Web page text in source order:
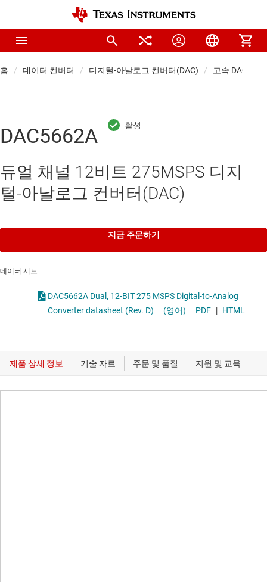
홈 데이터 컨버터 디지털-아날로그 컨버터(DAC) 고속 DAC(>10
DAC5662A
듀얼 채널 12비트 275MSPS 디지
털-아날로그 컨버터(DAC)
지금 주문하기
데이터 시트
DAC5662A Dual, 12-BIT 275 MSPS Digital-to-Analog
Converter datasheet (Rev. D)
(영어) PDF | HTML